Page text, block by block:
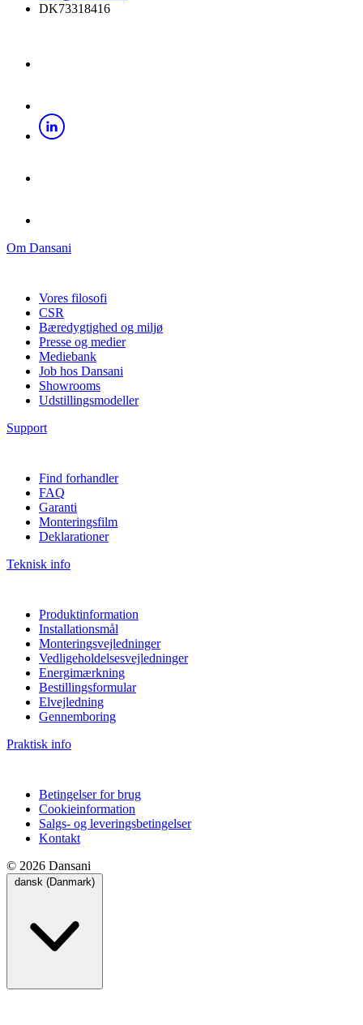
DK73318416
Om Dansani
Vores filosofi
CSR
Bæredygtighed og miljø
Presse og medier
Mediebank
Job hos Dansani
Showrooms
Udstillingsmodeller
Support
Find forhandler
FAQ
Garanti
Monteringsfilm
Deklarationer
Teknisk info
Produktinformation
Installationsmål
Monteringsvejledninger
Vedligeholdelsesvejledninger
Energimærkning
Bestillingsformular
Elvejledning
Gennemboring
Praktisk info
Betingelser for brug
Cookieinformation
Salgs- og leveringsbetingelser
Kontakt
© 2026 Dansani
dansk (Danmark)